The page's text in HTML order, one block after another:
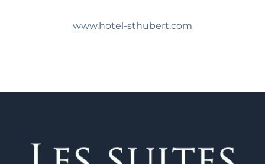
www.hotel-sthubert.com